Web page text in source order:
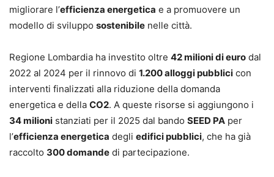
migliorare l’efficienza energetica e a promuovere un
modello di sviluppo sostenibile nelle città.
Regione Lombardia ha investito oltre 42 milioni di euro dal
2022 al 2024 per il rinnovo di 1.200 alloggi pubblici con
interventi finalizzati alla riduzione della domanda
energetica e della CO2. A queste risorse si aggiungono i
34 milioni stanziati per il 2025 dal bando SEED PA per
l’efficienza energetica degli edifici pubblici, che ha già
raccolto 300 domande di partecipazione.